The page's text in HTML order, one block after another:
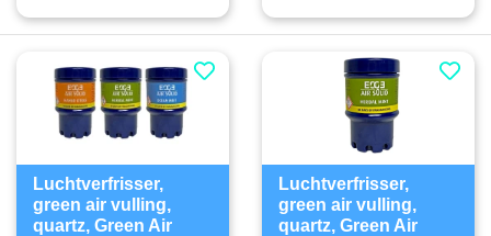
Luchtverfrisser,
green air vulling,
quartz, Green Air
Luchtverfrisser,
green air vulling,
quartz, Green Air